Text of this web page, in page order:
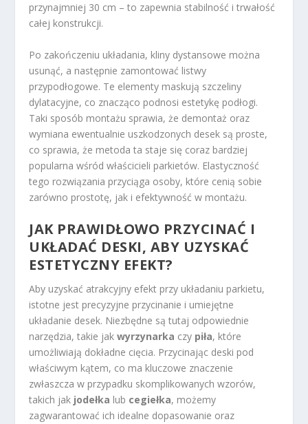
przynajmniej 30 cm – to zapewnia stabilność i trwałość
całej konstrukcji.
Po zakończeniu układania, kliny dystansowe można
usunąć, a następnie zamontować listwy
przypodłogowe. Te elementy maskują szczeliny
dylatacyjne, co znacząco podnosi estetykę podłogi.
Taki sposób montażu sprawia, że demontaż oraz
wymiana ewentualnie uszkodzonych desek są proste,
co sprawia, że metoda ta staje się coraz bardziej
popularna wśród właścicieli parkietów. Elastyczność
tego rozwiązania przyciąga osoby, które cenią sobie
zarówno prostotę, jak i efektywność w montażu.
JAK PRAWIDŁOWO PRZYCINAĆ I
UKŁADAĆ DESKI, ABY UZYSKAĆ
ESTETYCZNY EFEKT?
Aby uzyskać atrakcyjny efekt przy układaniu parkietu,
istotne jest precyzyjne przycinanie i umiejętne
układanie desek. Niezbędne są tutaj odpowiednie
narzędzia, takie jakwyrzynarka czy piła, które
umożliwiają dokładne cięcia. Przycinając deski pod
właściwym kątem, co ma kluczowe znaczenie
zwłaszcza w przypadku skomplikowanych wzorów,
takich jak jodełka lub cegiełka, możemy
zagwarantować ich idealne dopasowanie oraz